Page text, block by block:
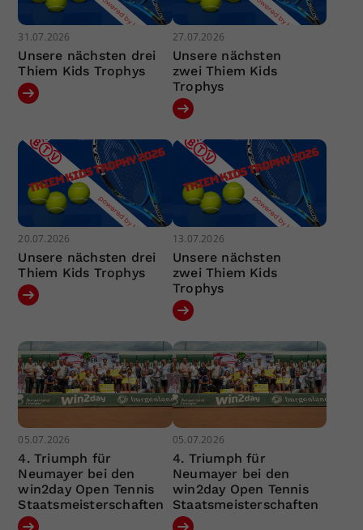
31.07.2026
Unsere nächsten drei
Thiem Kids Trophys
27.07.2026
Unsere nächsten
zwei Thiem Kids
Trophys
20.07.2026
Unsere nächsten drei
Thiem Kids Trophys
13.07.2026
Unsere nächsten
zwei Thiem Kids
Trophys
05.07.2026
4. Triumph für
Neumayer bei den
win2day Open Tennis
Staatsmeisterschaften
05.07.2026
4. Triumph für
Neumayer bei den
win2day Open Tennis
Staatsmeisterschaften